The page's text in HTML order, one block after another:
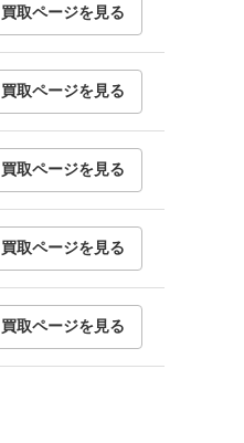
買取ページを見る
買取ページを見る
買取ページを見る
買取ページを見る
買取ページを見る